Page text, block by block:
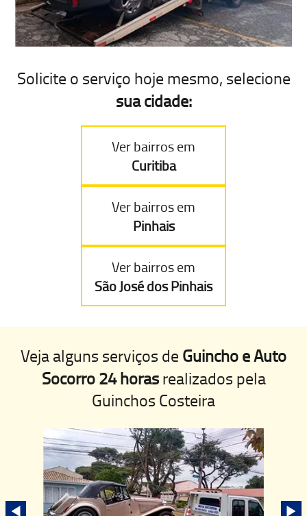
Solicite o serviço hoje mesmo, selecione
sua cidade:
Ver bairros em
Curitiba
Ver bairros em
Pinhais
Ver bairros em
São José dos Pinhais
Veja alguns serviços de Guincho e Auto
Socorro 24 horasrealizados pela
Guinchos Costeira